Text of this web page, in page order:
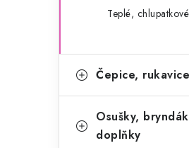
Teplé,
Čepice,
Osušky,
doplňky